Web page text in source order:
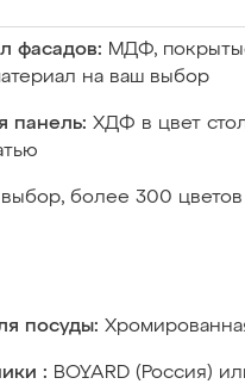
фасадов: МДФ,
на ваш выбор
панель: ХДФ в цвет
выбор, более 300 цветов
посуды:
: BOYARD (Россия)